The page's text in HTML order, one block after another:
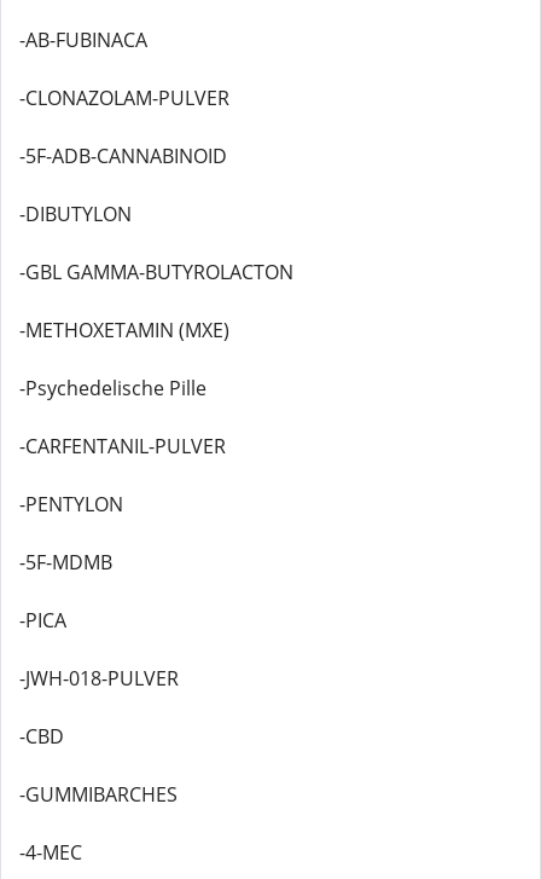
-AB-FUBINACA
-CLONAZOLAM-PULVER
-5F-ADB-CANNABINOID
-DIBUTYLON
-GBL GAMMA-BUTYROLACTON
-METHOXETAMIN (MXE)
-Psychedelische Pille
-CARFENTANIL-PULVER
-PENTYLON
-5F-MDMB
-PICA
-JWH-018-PULVER
-CBD
-GUMMIBARCHES
-4-MEC